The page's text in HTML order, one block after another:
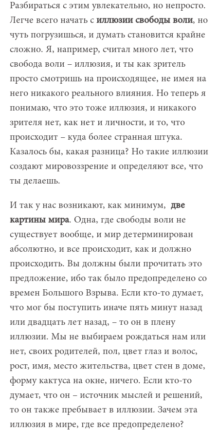
Разбираться с этим увлекательно, но непросто.
Легче всего начать с иллюзии свободы воли, но
чуть погрузишься, и думать становится крайне
сложно. Я, например, считал много лет, что
свобода воли – иллюзия, и ты как зритель
просто смотришь на происходящее, не имея на
него никакого реального влияния. Но теперь я
понимаю, что это тоже иллюзия, и никакого
зрителя нет, как нет и личности, и то, что
происходит – куда более странная штука.
Казалось бы, какая разница? Но такие иллюзии
создают мировоззрение и определяют все, что
ты делаешь.
И так у нас возникают, как минимум, две
картины мира. Одна, где свободы воли не
существует вообще, и мир детерминирован
абсолютно, и все происходит, как и должно
происходить. Вы должны были прочитать это
предложение, ибо так было предопределено со
времен Большого Взрыва. Если кто-то думает,
что мог бы поступить иначе пять минут назад
или двадцать лет назад, – то он в плену
иллюзии. Мы не выбираем рождаться нам или
нет, своих родителей, пол, цвет глаз и волос,
рост, имя, место жительства, цвет стен в доме,
форму кактуса на окне, ничего. Если кто-то
думает, что он – источник мыслей и решений,
то он также пребывает в иллюзии. Зачем эта
иллюзия в мире, где все предопределено?